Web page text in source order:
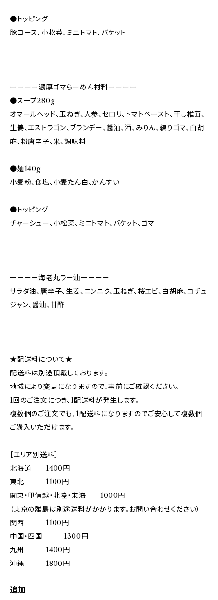
●トッピング
豚ロース、小松菜、ミニトマト、バケット
ーーーー濃厚ゴマらーめん材料ーーーー
●スープ280g
オマールヘッド、玉ねぎ、人参、セロリ、トマトペースト、干し椎茸、
生姜、エストラゴン、ブランデー、醤油、酒、みりん、練りゴマ、白胡
麻、粉唐辛子、米、調味料
●麺140g
小麦粉、食塩、小麦たん白、かんすい
●トッピング
チャーシュー、小松菜、ミニトマト、バケット、ゴマ
ーーーー海老丸ラー油ーーーー
サラダ油、唐辛子、生姜、ニンニク、玉ねぎ、桜エビ、白胡麻、コチュ
ジャン、醤油、甘酢
★配送料について★
配送料は別途頂戴しております。
地域により変更になりますので、事前にご確認ください。
1回のご注文につき、1配送料が発生します。
複数個のご注文でも、1配送料になりますのでご安心して複数個
ご購入いただけます。
［エリア別送料］
北海道 1400円
東北 1100円
関東・甲信越・北陸・東海 1000円
（東京の離島は別途送料がかかります。お問い合わせください）
関西 1100円
中国・四国 1300円
九州 1400円
沖縄 1800円
追加